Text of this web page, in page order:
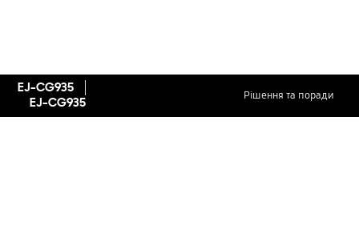
EJ-CG935
EJ-CG935
Рішення та поради